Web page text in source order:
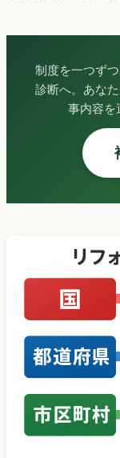
制度を一つず
診断へ。あな
事内容を